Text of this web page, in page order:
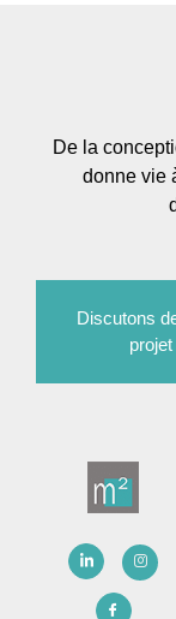
De la
donne vie
Discutons
projet